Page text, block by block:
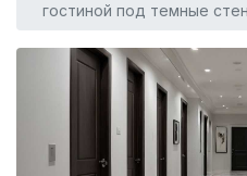
гостиной под темные